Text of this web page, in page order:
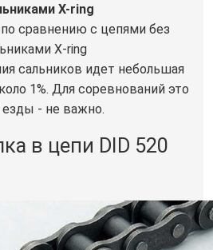
X-ring
сравнению с цепями без
X-ring
сальников идет небольшая
1%. Для соревнований это
- не важно.
в цепи DID 520